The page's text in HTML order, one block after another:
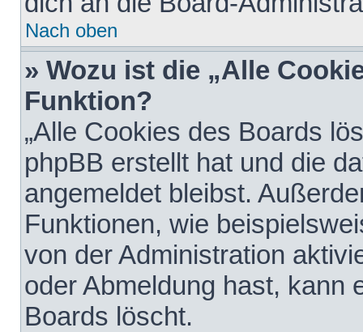
Nach oben
» Wozu ist die „Alle
Funktion?
„Alle Cookies des Boards
phpBB erstellt hat und die
angemeldet bleibst.
Funktionen, wie
von der Administration
oder Abmeldung hast, kann
Boards löscht.